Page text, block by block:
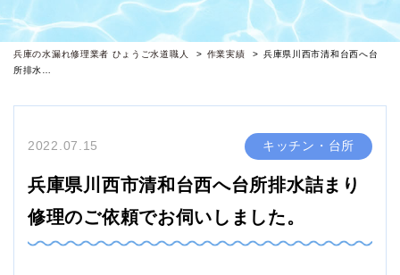
兵庫の水漏れ修理業者 ひょうご水道職人 作業実績
兵庫県川西市清和台西へ台
所排水…
2022.07.15 キッチン・台所
兵庫県川西市清和台西へ台所排水詰まり
修理のご依頼でお伺いしました。